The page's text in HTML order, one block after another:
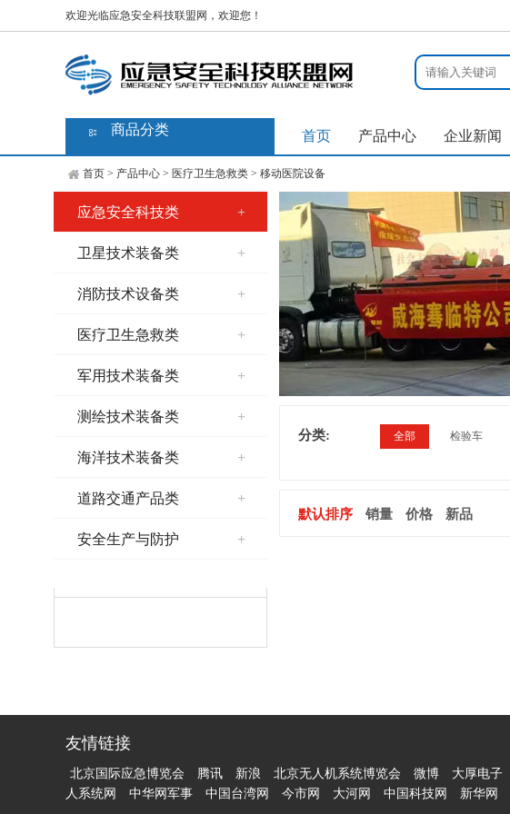
欢迎光临应急安全科技联盟网，欢迎您！
商品分类 首页 产品中心 企业新闻
首页 > 产品中心 > 医疗卫生急救类 > 移动医院设备
应急安全科技类 +
卫星技术装备类 +
消防技术设备类 +
医疗卫生急救类 +
军用技术装备类 +
测绘技术装备类 +
海洋技术装备类 +
道路交通产品类 +
安全生产与防护 +
分类: 全部 检验车
默认排序 销量 价格 新品
友情链接
北京国际应急博览会 腾讯 新浪 北京无人机系统博览会 微博 大厚电子
人系统网
中华网军事 中国台湾网 今市网 大河网 中国科技网 新华网